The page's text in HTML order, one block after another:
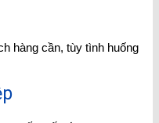
hàng cần, tùy tình huống